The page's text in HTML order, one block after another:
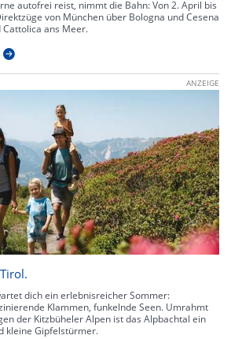
autofrei reist, nimmt die Bahn: Von 2. April bis
von München über Bologna und Cesena
Cattolica ans Meer.
ANZEIGE
dich ein erlebnisreicher Sommer:
Klammen, funkelnde Seen. Umrahmt
der Kitzbüheler Alpen ist das Alpbachtal ein
kleine Gipfelstürmer.